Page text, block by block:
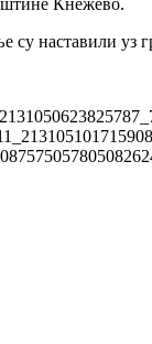
наставили уз